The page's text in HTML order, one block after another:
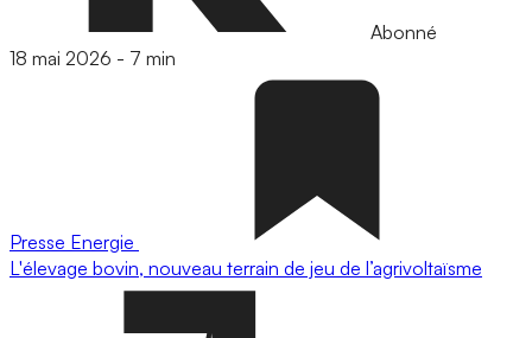
Abonné
18 mai 2026 - 7 min
Presse Energie
L'élevage bovin, nouveau terrain de jeu de l’agrivoltaïsme